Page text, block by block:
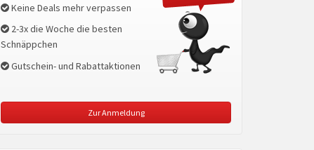
Keine Deals mehr verpassen
2-3x die Woche die besten
Schnäppchen
Gutschein- und Rabattaktionen
Zur Anmeldung